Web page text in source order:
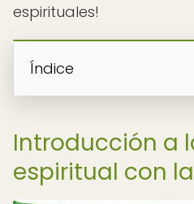
espirituales!
Índice
Introducción a
espiritual con